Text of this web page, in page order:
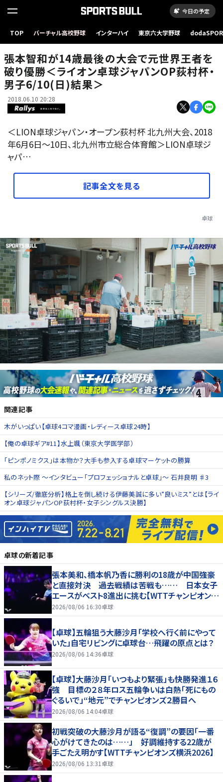
今日の予定
TOP バーチャル高校野球 インターハイ 東京六大学野球
ー） 写真：千葉格/アフロ
張本智和が14歳最後の大会で元世界王者を
破り優勝＜ライオン卓球ジャパンOP荻村杯・
男子6/10(日)結果＞
2018.06.10 20:28
＜LION卓球ジャパン・オープン荻村杯 北九州大会、2018
年6月6日〜10日、北九州市立総合体育館＞LION卓球ジ
ャパ…
記事全文を見る
卓球
関連記事
木がいっぱい【卓球4コマ漫画・レディース卓球24時】
【俺の卓球ギア#11】水上颯（東京大学医学部）
「ピンポノミクス」は本物か？大手も参入する卓球マーケットの勝算
私のネット際 〜インタビュー「プロフェッショナルと卓球」〜 石井良明 ♯3
【シリーズ/徹底分析】格上を倒し続ける伊藤美誠に多い”良いミス”とは【ライ
オン卓球ジャパンOP荻村杯・女子シングルス決勝】
卓球の新着記事
張本美和、橋本帆乃香に勝利の18歳が中国強豪
と直接対決 過去戦績は苦戦も…… 日本女子
エースがベスト8進出に挑む【WTTチャンピオンズ
横浜2026】
2026/08/06 16:30卓球
【卓球】五輪狙う大藤沙月「学校へ行く前にやって
いた」自宅リビングに卓球台…飛躍の原点とは？
2026/08/06 14:36卓球
【卓球】大藤沙月「いつもより緊張」も快勝発進１６
強 目標の２８年ロス五輪争いは白熱「死にもの
ぐるいで」“地元”でチャンピオンズ２勝目へ
2026/08/06 14:04卓球
初戦突破の大藤沙月が語る“復調”の要因「一番
心がけてきたのは……」 好調維持する22歳が
手ごたえ明かす【WTTチャンピオンズ横浜2026】
2026/08/06 13:31 卓球